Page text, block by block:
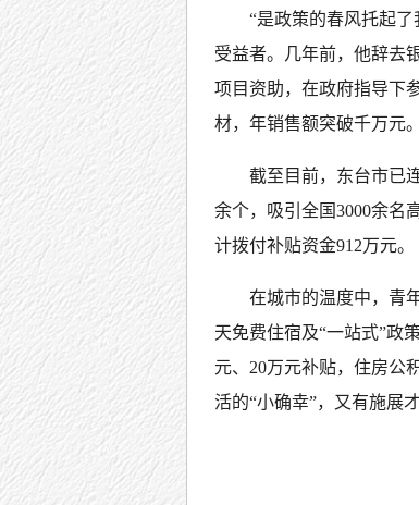
“是政策的春风托起了
受益者。几年前，他辞去
项目资助，在政府指导下
材，年销售额突破千万元。
截至目前，东台市已
余个，吸引全国3000余名
计拨付补贴资金912万元。
在城市的温度中，青
天免费住宿及“一站式”政
元、20万元补贴，住房公
活的“小确幸”，又有施展